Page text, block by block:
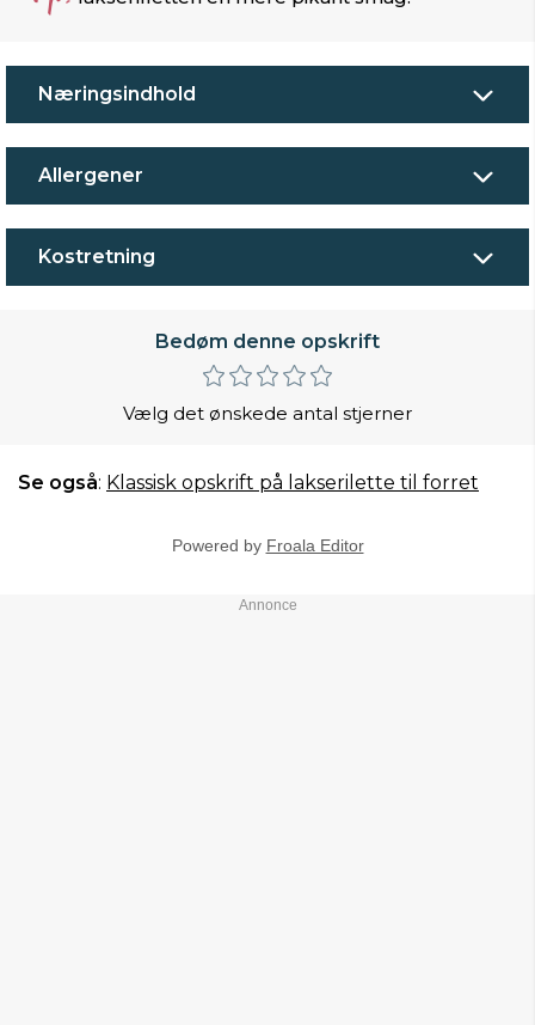
Næringsindhold
Allergener
Kostretning
Bedøm denne opskrift
Vælg det ønskede antal stjerner
Se også: Klassisk opskrift på lakserilette til forret
Powered by Froala Editor